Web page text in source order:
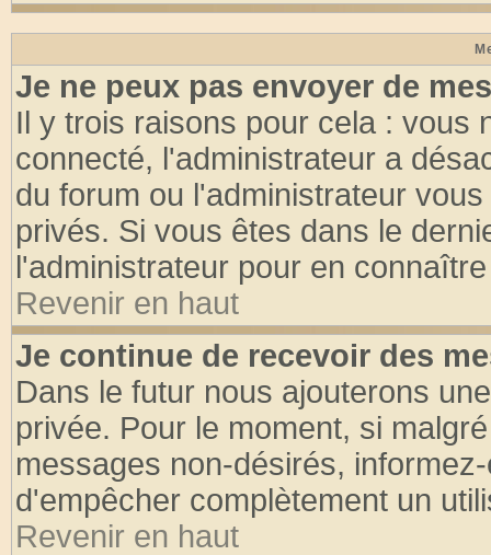
Je ne peux pas envoyer de
Il y trois raisons pour cela : vous
connecté, l'administrateur a
du forum ou l'administrateur
privés. Si vous êtes dans le
l'administrateur pour en
Revenir en haut
Je continue de recevoir des
Dans le futur nous ajouterons
privée. Pour le moment, si
messages non-désirés,
d'empêcher complètement un
Revenir en haut